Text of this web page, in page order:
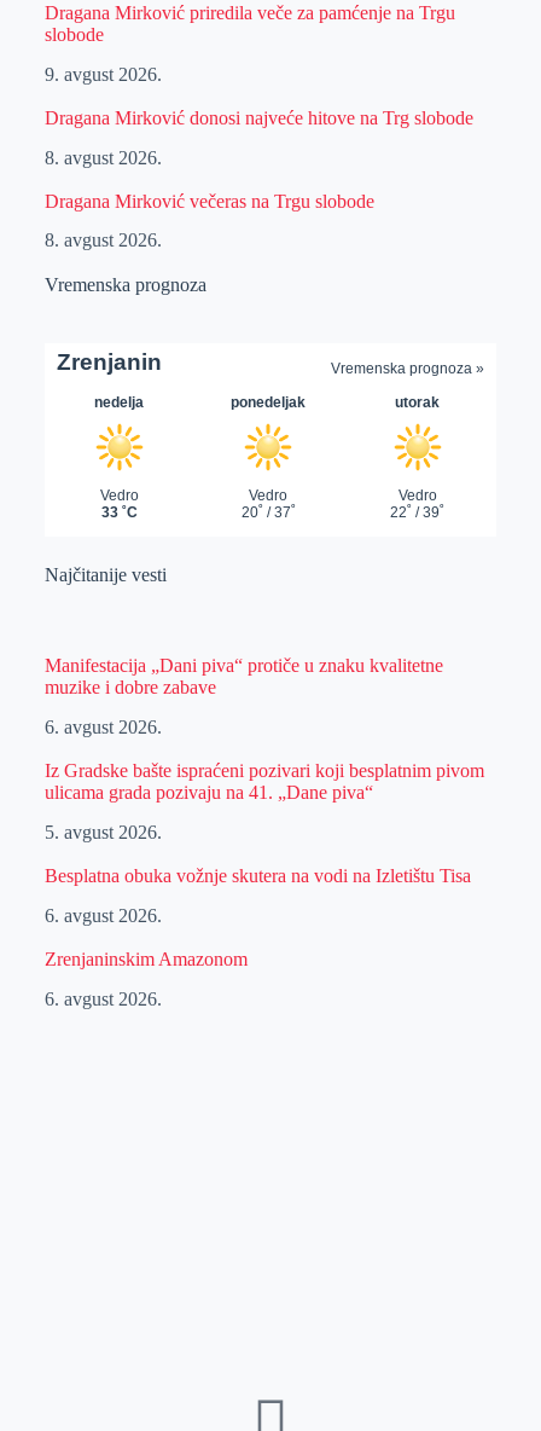
Dragana Mirković priredila veče za pamćenje na Trgu
slobode
9. avgust 2026.
Dragana Mirković donosi najveće hitove na Trg slobode
8. avgust 2026.
Dragana Mirković večeras na Trgu slobode
8. avgust 2026.
Vremenska prognoza
Najčitanije vesti
Manifestacija „Dani piva“ protiče u znaku kvalitetne
muzike i dobre zabave
6. avgust 2026.
Iz Gradske bašte ispraćeni pozivari koji besplatnim pivom
ulicama grada pozivaju na 41. „Dane piva“
5. avgust 2026.
Besplatna obuka vožnje skutera na vodi na Izletištu Tisa
6. avgust 2026.
Zrenjaninskim Amazonom
6. avgust 2026.